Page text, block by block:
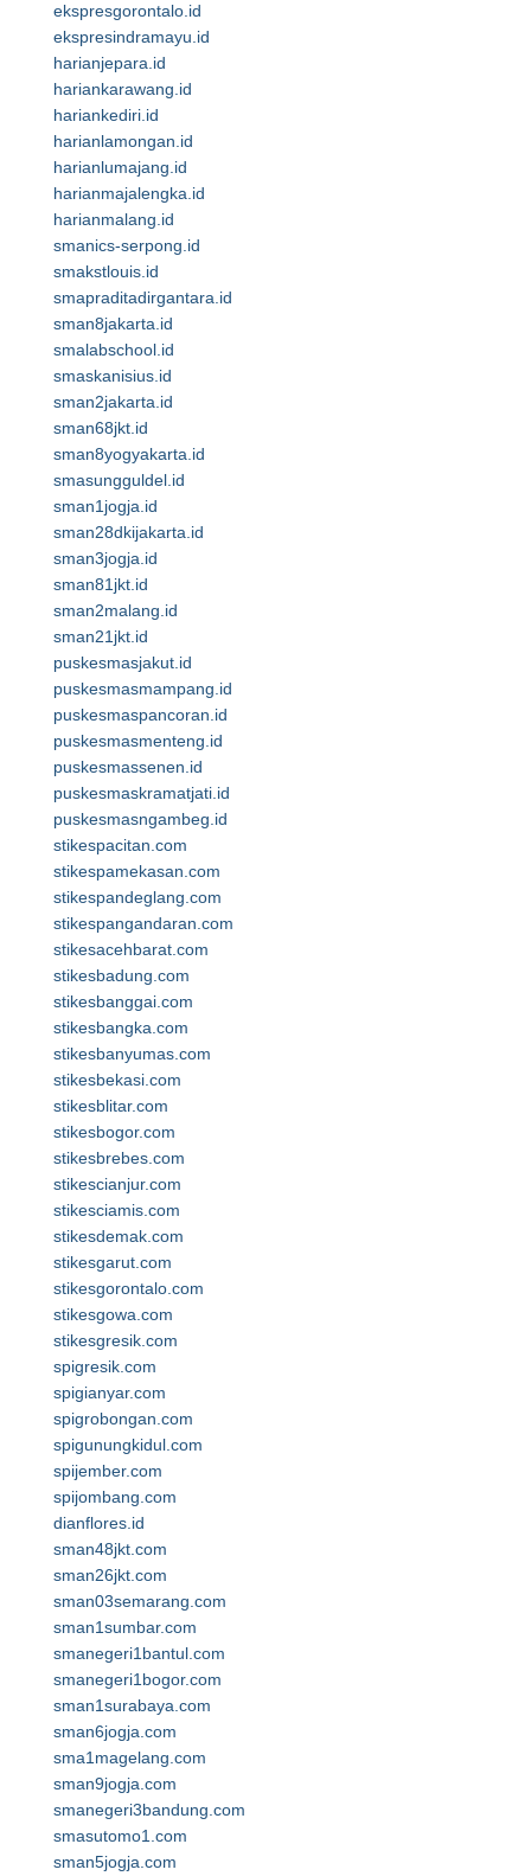
ekspresgorontalo.id
ekspresindramayu.id
harianjepara.id
hariankarawang.id
hariankediri.id
harianlamongan.id
harianlumajang.id
harianmajalengka.id
harianmalang.id
smanics-serpong.id
smakstlouis.id
smapraditadirgantara.id
sman8jakarta.id
smalabschool.id
smaskanisius.id
sman2jakarta.id
sman68jkt.id
sman8yogyakarta.id
smasungguldel.id
sman1jogja.id
sman28dkijakarta.id
sman3jogja.id
sman81jkt.id
sman2malang.id
sman21jkt.id
puskesmasjakut.id
puskesmasmampang.id
puskesmaspancoran.id
puskesmasmenteng.id
puskesmassenen.id
puskesmaskramatjati.id
puskesmasngambeg.id
stikespacitan.com
stikespamekasan.com
stikespandeglang.com
stikespangandaran.com
stikesacehbarat.com
stikesbadung.com
stikesbanggai.com
stikesbangka.com
stikesbanyumas.com
stikesbekasi.com
stikesblitar.com
stikesbogor.com
stikesbrebes.com
stikescianjur.com
stikesciamis.com
stikesdemak.com
stikesgarut.com
stikesgorontalo.com
stikesgowa.com
stikesgresik.com
spigresik.com
spigianyar.com
spigrobongan.com
spigunungkidul.com
spijember.com
spijombang.com
dianflores.id
sman48jkt.com
sman26jkt.com
sman03semarang.com
sman1sumbar.com
smanegeri1bantul.com
smanegeri1bogor.com
sman1surabaya.com
sman6jogja.com
sma1magelang.com
sman9jogja.com
smanegeri3bandung.com
smasutomo1.com
sman5jogja.com